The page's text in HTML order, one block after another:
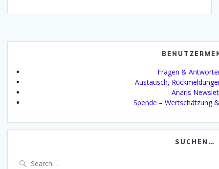
Fragen &
Austausch,
Anaris
Spende – Wertschätzung
SUCHEN…